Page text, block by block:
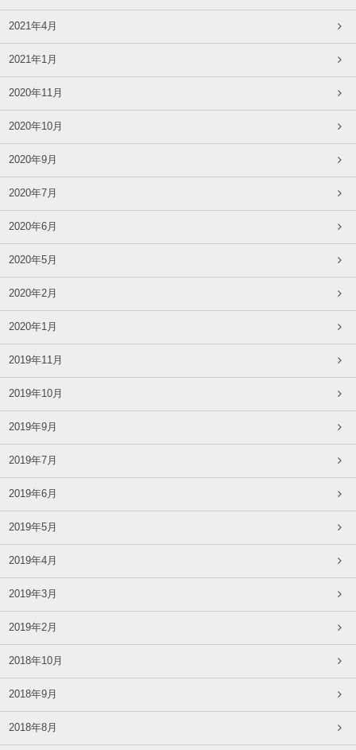
2021年4月
2021年1月
2020年11月
2020年10月
2020年9月
2020年7月
2020年6月
2020年5月
2020年2月
2020年1月
2019年11月
2019年10月
2019年9月
2019年7月
2019年6月
2019年5月
2019年4月
2019年3月
2019年2月
2018年10月
2018年9月
2018年8月